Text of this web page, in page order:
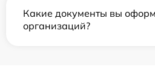
Какие документы вы
организаций?